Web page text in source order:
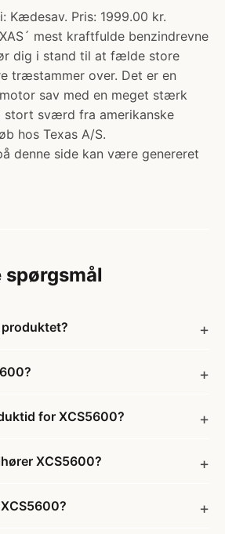
Kædesav. Pris: 1999.00 kr.
mest kraftfulde benzindrevne
dig i stand til at fælde store
træstammer over. Det er en
sav med en meget stærk
stort sværd fra amerikanske
hos Texas A/S.
denne side kan være genereret
for XCS5600?
XCS5600?